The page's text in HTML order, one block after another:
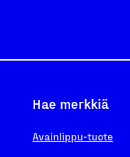
Hae merkkiä
Avainlippu-tuote